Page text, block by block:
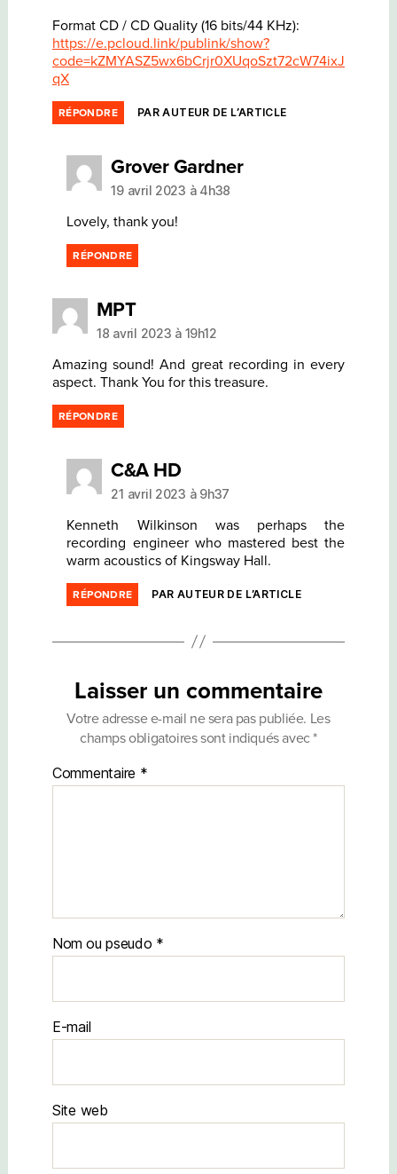
Format CD / CD Quality (16 bits/44 KHz):
https://e.pcloud.link/publink/show?
code=kZMYASZ5wx6bCrjr0XUqoSzt72cW74ixJ
qX
RÉPONDRE PAR AUTEUR DE L’ARTICLE
Grover Gardnerdit :
19 avril 2023 à 4h38
Lovely, thank you!
RÉPONDRE
MPTdit :
18 avril 2023 à 19h12
Amazing sound! And great recording in every
aspect. Thank You for this treasure.
RÉPONDRE
C&A HDdit :
21 avril 2023 à 9h37
Kenneth Wilkinson was perhaps the
recording engineer who mastered best the
warm acoustics of Kingsway Hall.
RÉPONDRE PAR AUTEUR DE L’ARTICLE
Laisser un commentaire
Votre adresse e-mail ne sera pas publiée. Les
champs obligatoires sont indiqués avec*
Commentaire *
Nom
E-mail
Site web